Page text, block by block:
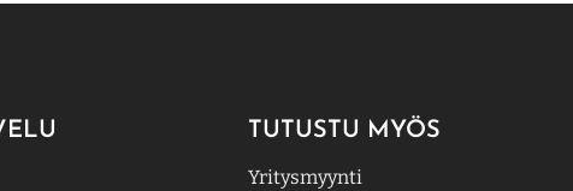
TUTUSTU MYÖS
Yritysmyynti